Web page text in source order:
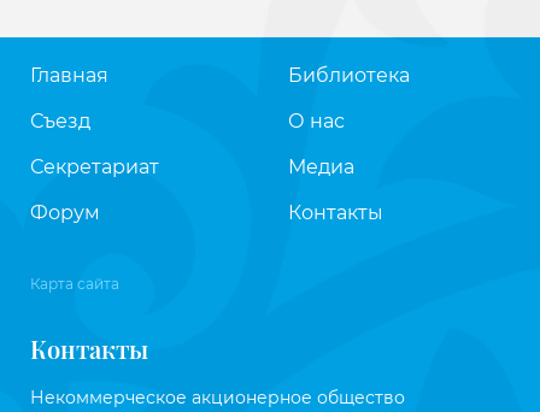
Главная
Съезд
Секретариат
Форум
Библиотека
О нас
Медиа
Контакты
Карта сайта
Контакты
Некоммерческое акционерное общество